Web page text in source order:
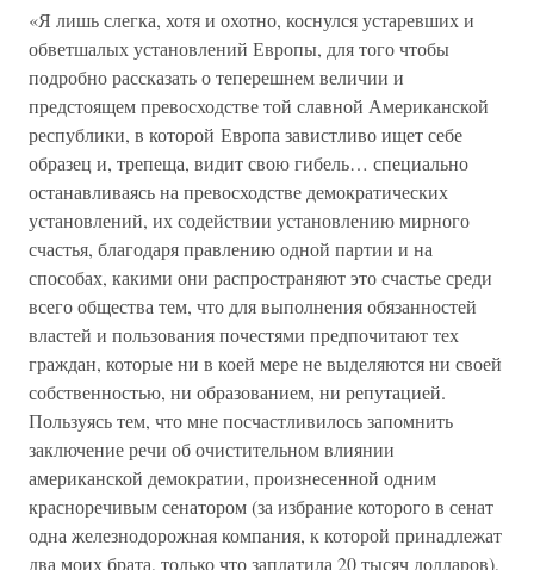
«Я лишь слегка, хотя и охотно, коснулся устаревших и
обветшалых установлений Европы, для того чтобы
подробно рассказать о теперешнем величии и
предстоящем превосходстве той славной Американской
республики, в которой Европа завистливо ищет себе
образец и, трепеща, видит свою гибель… специально
останавливаясь на превосходстве демократических
установлений, их содействии установлению мирного
счастья, благодаря правлению одной партии и на
способах, какими они распространяют это счастье среди
всего общества тем, что для выполнения обязанностей
властей и пользования почестями предпочитают тех
граждан, которые ни в коей мере не выделяются ни своей
собственностью, ни образованием, ни репутацией.
Пользуясь тем, что мне посчастливилось запомнить
заключение речи об очистительном влиянии
американской демократии, произнесенной одним
красноречивым сенатором (за избрание которого в сенат
одна железнодорожная компания, к которой принадлежат
два моих брата, только что заплатила 20 тысяч долларов),